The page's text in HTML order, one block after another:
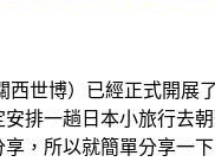
世博）已經正式開
排一趟日本小旅行去
，所以就簡單分享一